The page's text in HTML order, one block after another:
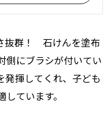
抜群！ 石けんを塗布
側にブラシが付いてい
発揮してくれ、子ども
ています。